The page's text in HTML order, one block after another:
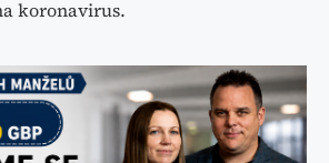
koronavirus.